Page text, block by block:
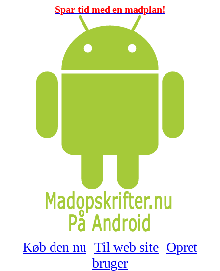
Spar tid med en madplan!
Køb den nu Til web site Opret
bruger